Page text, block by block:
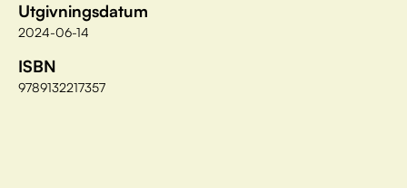
Utgivningsdatum
2024-06-14
ISBN
9789132217357